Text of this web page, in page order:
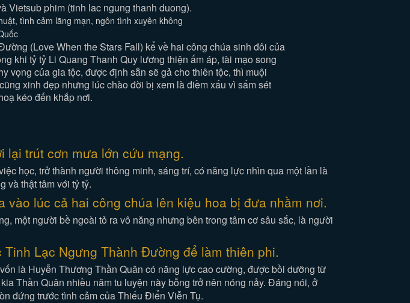
Vietsub phim (tinh lac ngung thanh duong).
tình cảm lãng mạn, ngôn tình xuyên không
(Love When the Stars Fall) kể về hai công chúa sinh đôi của
khi tỷ tỷ Li Quang Thanh Quy lương thiện ấm áp, tài mạo song
vọng của gia tộc, được định sẵn sẽ gả cho thiên tộc, thì muội
xinh đẹp nhưng lúc chào đời bị xem là điềm xấu vì sấm sét
kéo đến khắp nơi.
lại trút cơn mưa lớn cứu mạng.
học, trở thành người thông minh, sáng trí, có năng lực nhìn qua một lần là
và thật tâm với tỷ tỷ.
lúc cả hai công chúa lên kiệu hoa bị đưa nhầm nơi.
một người bề ngoài tỏ ra vô năng nhưng bên trong tâm cơ sâu sắc, là người
Lạc Ngưng Thành Đường để làm thiên phi.
là Huyễn Thương Thần Quân có năng lực cao cường, được bồi dưỡng từ
Thần Quân nhiều năm tu luyện này bỗng trở nên nóng nảy. Đáng nói, ở
đứng trước tình cảm của Thiếu Điển Viễn Tụ.